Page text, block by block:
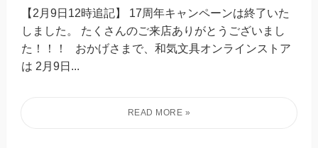
【2月9日12時追記】 17周年キャンペーンは終了いた
しました。 たくさんのご来店ありがとうございまし
た！！！ おかげさまで、和気文具オンラインストア
は 2月9日...